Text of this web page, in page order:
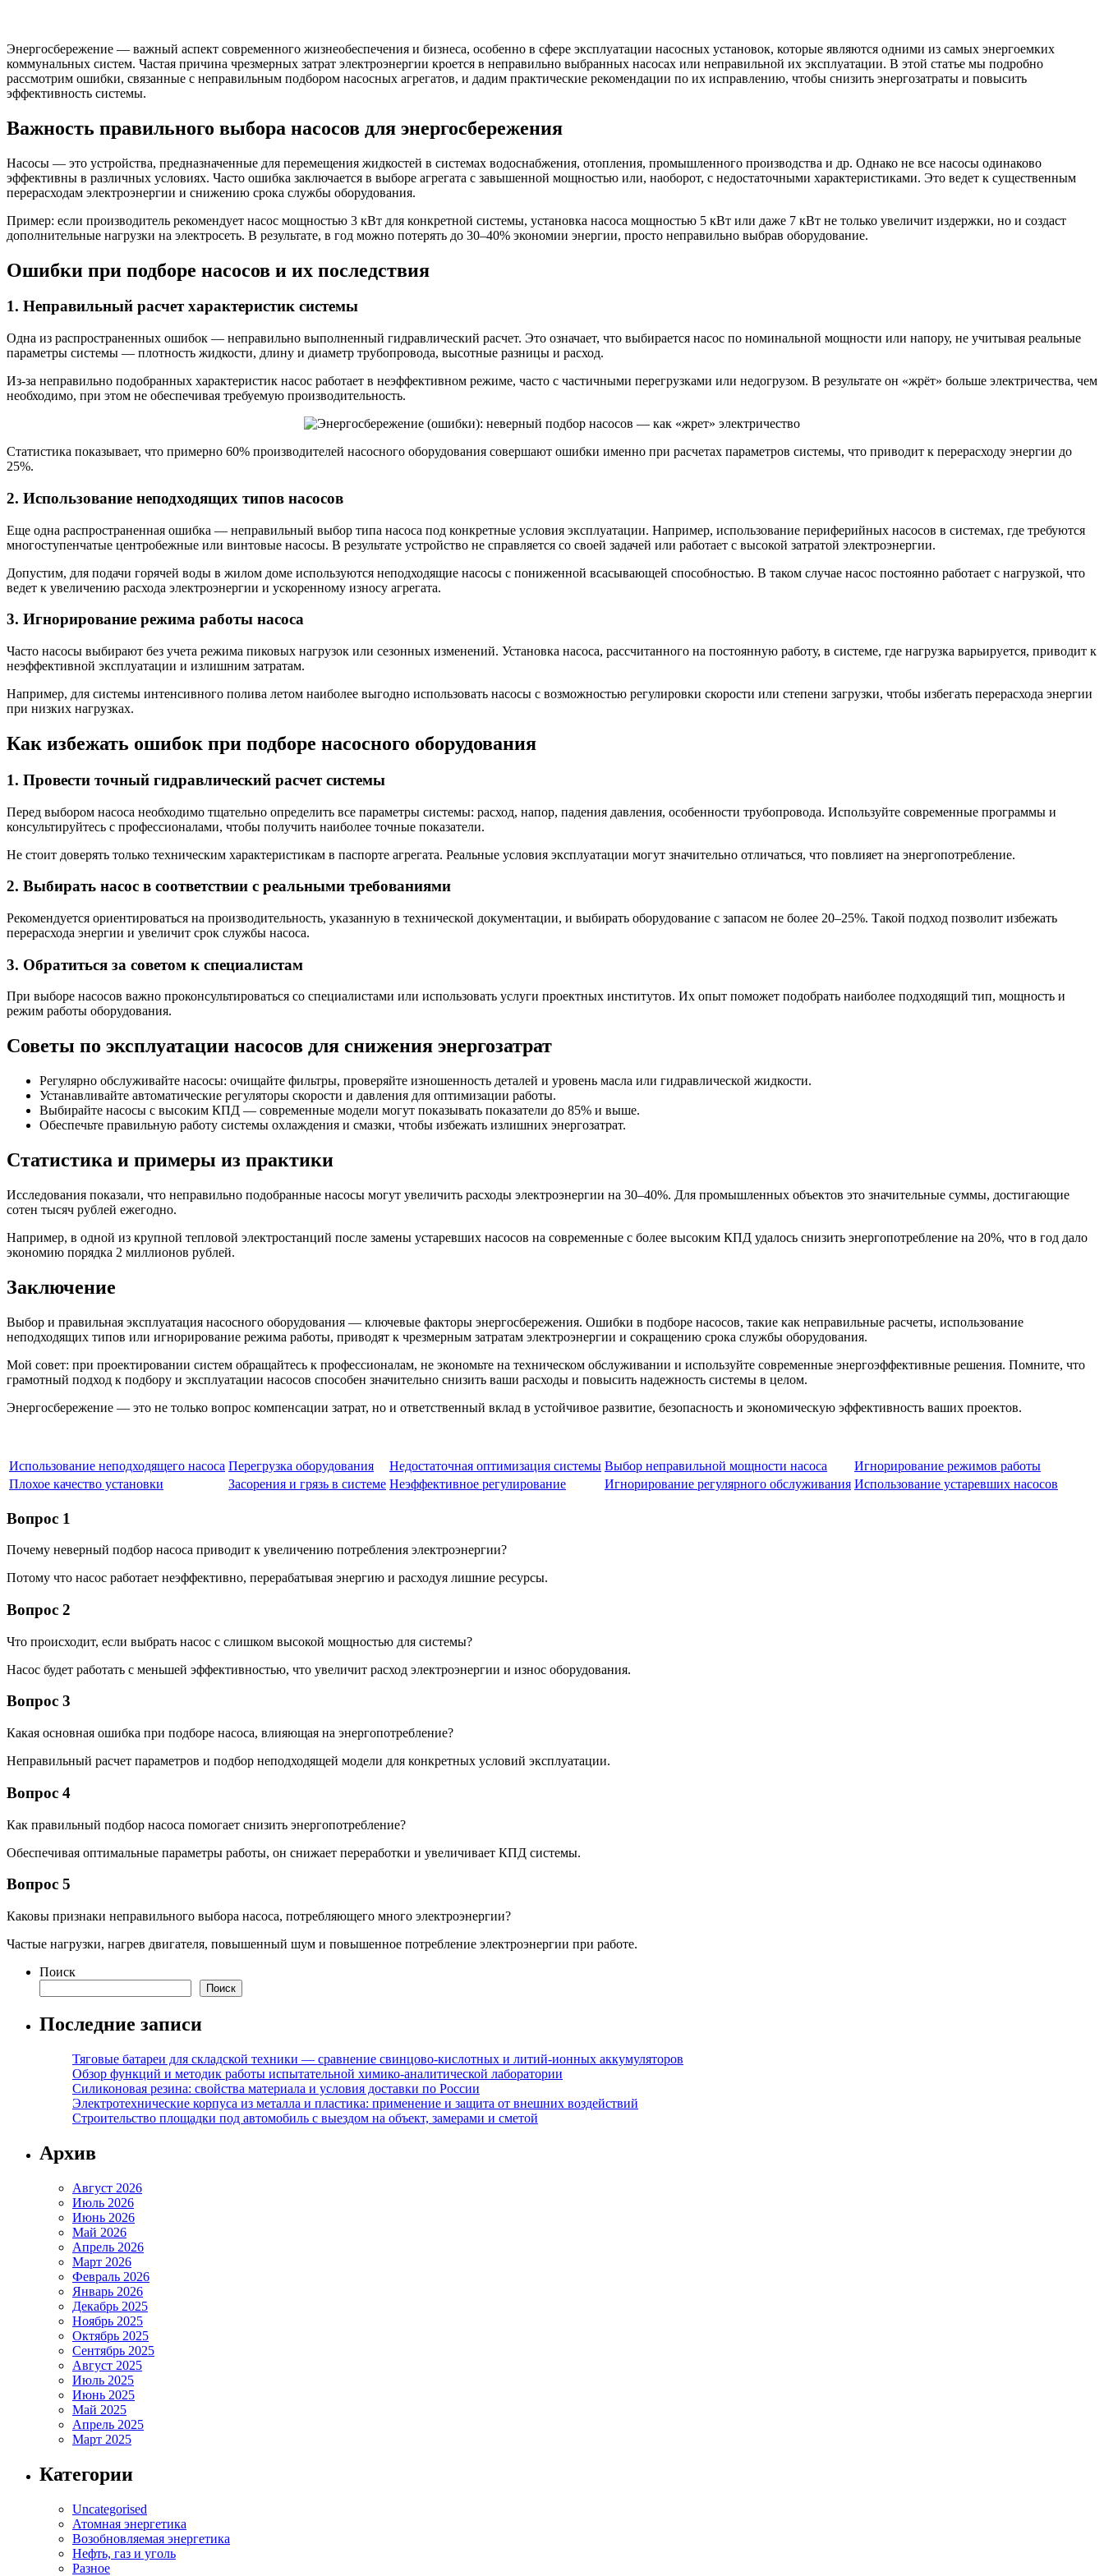
Энергосбережение — важный аспект современного жизнеобеспечения и бизнеса, особенно в сфере эксплуатации насосных установок, которые являются одними из самых энергоемких
коммунальных систем. Частая причина чрезмерных затрат электроэнергии кроется в неправильно выбранных насосах или неправильной их эксплуатации. В этой статье мы подробно
рассмотрим ошибки, связанные с неправильным подбором насосных агрегатов, и дадим практические рекомендации по их исправлению, чтобы снизить энергозатраты и повысить
эффективность системы.
Важность правильного выбора насосов для энергосбережения
Насосы — это устройства, предназначенные для перемещения жидкостей в системах водоснабжения, отопления, промышленного производства и др. Однако не все насосы одинаково
эффективны в различных условиях. Часто ошибка заключается в выборе агрегата с завышенной мощностью или, наоборот, с недостаточными характеристиками. Это ведет к существенным
перерасходам электроэнергии и снижению срока службы оборудования.
Пример: если производитель рекомендует насос мощностью 3 кВт для конкретной системы, установка насоса мощностью 5 кВт или даже 7 кВт не только увеличит издержки, но и создаст
дополнительные нагрузки на электросеть. В результате, в год можно потерять до 30–40% экономии энергии, просто неправильно выбрав оборудование.
Ошибки при подборе насосов и их последствия
1. Неправильный расчет характеристик системы
Одна из распространенных ошибок — неправильно выполненный гидравлический расчет. Это означает, что выбирается насос по номинальной мощности или напору, не учитывая реальные
параметры системы — плотность жидкости, длину и диаметр трубопровода, высотные разницы и расход.
Из-за неправильно подобранных характеристик насос работает в неэффективном режиме, часто с частичными перегрузками или недогрузом. В результате он «жрёт» больше электричества, чем
необходимо, при этом не обеспечивая требуемую производительность.
Статистика показывает, что примерно 60% производителей насосного оборудования совершают ошибки именно при расчетах параметров системы, что приводит к перерасходу энергии до
25%.
2. Использование неподходящих типов насосов
Еще одна распространенная ошибка — неправильный выбор типа насоса под конкретные условия эксплуатации. Например, использование периферийных насосов в системах, где требуются
многоступенчатые центробежные или винтовые насосы. В результате устройство не справляется со своей задачей или работает с высокой затратой электроэнергии.
Допустим, для подачи горячей воды в жилом доме используются неподходящие насосы с пониженной всасывающей способностью. В таком случае насос постоянно работает с нагрузкой, что
ведет к увеличению расхода электроэнергии и ускоренному износу агрегата.
3. Игнорирование режима работы насоса
Часто насосы выбирают без учета режима пиковых нагрузок или сезонных изменений. Установка насоса, рассчитанного на постоянную работу, в системе, где нагрузка варьируется, приводит к
неэффективной эксплуатации и излишним затратам.
Например, для системы интенсивного полива летом наиболее выгодно использовать насосы с возможностью регулировки скорости или степени загрузки, чтобы избегать перерасхода энергии
при низких нагрузках.
Как избежать ошибок при подборе насосного оборудования
1. Провести точный гидравлический расчет системы
Перед выбором насоса необходимо тщательно определить все параметры системы: расход, напор, падения давления, особенности трубопровода. Используйте современные программы и
консультируйтесь с профессионалами, чтобы получить наиболее точные показатели.
Не стоит доверять только техническим характеристикам в паспорте агрегата. Реальные условия эксплуатации могут значительно отличаться, что повлияет на энергопотребление.
2. Выбирать насос в соответствии с реальными требованиями
Рекомендуется ориентироваться на производительность, указанную в технической документации, и выбирать оборудование с запасом не более 20–25%. Такой подход позволит избежать
перерасхода энергии и увеличит срок службы насоса.
3. Обратиться за советом к специалистам
При выборе насосов важно проконсультироваться со специалистами или использовать услуги проектных институтов. Их опыт поможет подобрать наиболее подходящий тип, мощность и
режим работы оборудования.
Советы по эксплуатации насосов для снижения энергозатрат
Регулярно обслуживайте насосы: очищайте фильтры, проверяйте изношенность деталей и уровень масла или гидравлической жидкости.
Устанавливайте автоматические регуляторы скорости и давления для оптимизации работы.
Выбирайте насосы с высоким КПД — современные модели могут показывать показатели до 85% и выше.
Обеспечьте правильную работу системы охлаждения и смазки, чтобы избежать излишних энергозатрат.
Статистика и примеры из практики
Исследования показали, что неправильно подобранные насосы могут увеличить расходы электроэнергии на 30–40%. Для промышленных объектов это значительные суммы, достигающие
сотен тысяч рублей ежегодно.
Например, в одной из крупной тепловой электростанций после замены устаревших насосов на современные с более высоким КПД удалось снизить энергопотребление на 20%, что в год дало
экономию порядка 2 миллионов рублей.
Заключение
Выбор и правильная эксплуатация насосного оборудования — ключевые факторы энергосбережения. Ошибки в подборе насосов, такие как неправильные расчеты, использование
неподходящих типов или игнорирование режима работы, приводят к чрезмерным затратам электроэнергии и сокращению срока службы оборудования.
Мой совет: при проектировании систем обращайтесь к профессионалам, не экономьте на техническом обслуживании и используйте современные энергоэффективные решения. Помните, что
грамотный подход к подбору и эксплуатации насосов способен значительно снизить ваши расходы и повысить надежность системы в целом.
Энергосбережение — это не только вопрос компенсации затрат, но и ответственный вклад в устойчивое развитие, безопасность и экономическую эффективность ваших проектов.
Использование неподходящего насоса Перегрузка оборудования Недостаточная оптимизация системы Выбор неправильной мощности насоса
Игнорирование режимов работы
Плохое качество установки
Засорения и грязь в системе Неэффективное регулирование Игнорирование регулярного обслуживания Использование устаревших насосов
Вопрос 1
Почему неверный подбор насоса приводит к увеличению потребления электроэнергии?
Потому что насос работает неэффективно, перерабатывая энергию и расходуя лишние ресурсы.
Вопрос 2
Что происходит, если выбрать насос с слишком высокой мощностью для системы?
Насос будет работать с меньшей эффективностью, что увеличит расход электроэнергии и износ оборудования.
Вопрос 3
Какая основная ошибка при подборе насоса, влияющая на энергопотребление?
Неправильный расчет параметров и подбор неподходящей модели для конкретных условий эксплуатации.
Вопрос 4
Как правильный подбор насоса помогает снизить энергопотребление?
Обеспечивая оптимальные параметры работы, он снижает переработки и увеличивает КПД системы.
Вопрос 5
Каковы признаки неправильного выбора насоса, потребляющего много электроэнергии?
Частые нагрузки, нагрев двигателя, повышенный шум и повышенное потребление электроэнергии при работе.
Поиск
Поиск
Последние записи
Тяговые батареи для складской техники — сравнение свинцово-кислотных и литий-ионных аккумуляторов
Обзор функций и методик работы испытательной химико-аналитической лаборатории
Силиконовая резина: свойства материала и условия доставки по России
Электротехнические корпуса из металла и пластика: применение и защита от внешних воздействий
Строительство площадки под автомобиль с выездом на объект, замерами и сметой
Архив
Август 2026
Июль 2026
Июнь 2026
Май 2026
Апрель 2026
Март 2026
Февраль 2026
Январь 2026
Декабрь 2025
Ноябрь 2025
Октябрь 2025
Сентябрь 2025
Август 2025
Июль 2025
Июнь 2025
Май 2025
Апрель 2025
Март 2025
Категории
Uncategorised
Атомная энергетика
Возобновляемая энергетика
Нефть, газ и уголь
Разное